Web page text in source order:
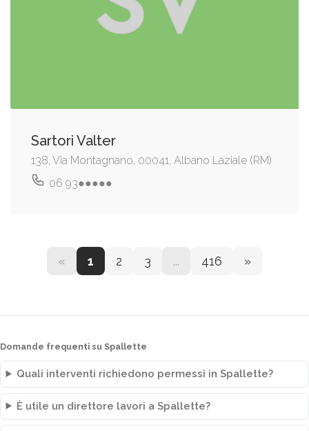
Sartori Valter
138, Via Montagnano, 00041, Albano Laziale (RM)
06 93●●●●●
« 1 2 3 ... 416 »
Domande frequenti su Spallette
Quali interventi richiedono permessi in Spallette?
È utile un direttore lavori a Spallette?